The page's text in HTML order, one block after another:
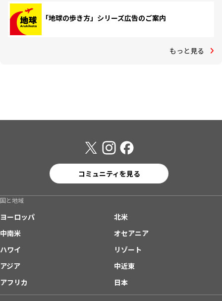
「地球の歩き方」シリーズ広告のご案内
もっと見る
コミュニティを見る
国と地域
ヨーロッパ
北米
中南米
オセアニア
ハワイ
リゾート
アジア
中近東
アフリカ
日本